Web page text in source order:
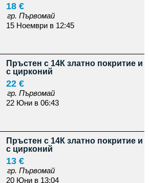
18 €
гр. Първомай
15 Ноември в 12:45
Пръстен с 14К златно покритие и
с цирконий
22 €
гр. Първомай
22 Юни в 06:43
Пръстен с 14К златно покритие и
с цирконий
13 €
гр. Първомай
20 Юни в 13:04